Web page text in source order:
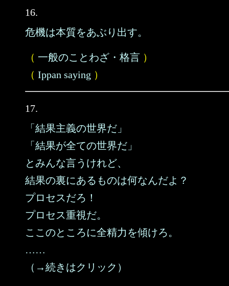
16.
危機は本質をあぶり出す。
（ 一般のことわざ・格言 ）
（ Ippan saying ）
17.
「結果主義の世界だ」
「結果が全ての世界だ」
とみんな言うけれど、
結果の裏にあるものは何なんだよ？
プロセスだろ！
プロセス重視だ。
ここのところに全精力を傾けろ。
……
（→続きはクリック）